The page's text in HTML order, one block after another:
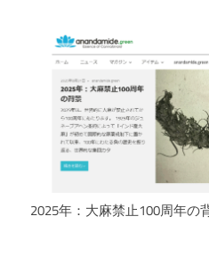
2025年：大麻禁止100周年の